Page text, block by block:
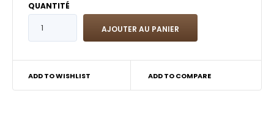
QUANTITÉ
ADD TO WISHLIST ADD TO COMPARE